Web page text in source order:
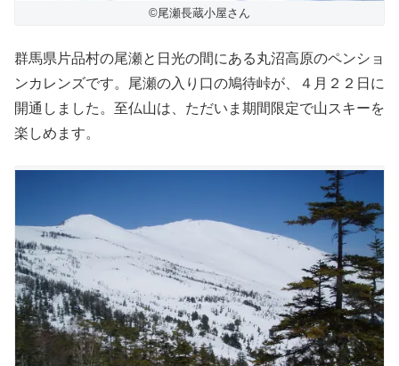
©尾瀬長蔵小屋さん
群馬県片品村の尾瀬と日光の間にある丸沼高原のペンショ
ンカレンズです。尾瀬の入り口の鳩待峠が、４月２２日に
開通しました。至仏山は、ただいま期間限定で山スキーを
楽しめます。